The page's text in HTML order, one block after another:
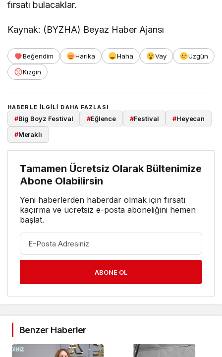
fırsatı bulacaklar.
Kaynak: (BYZHA) Beyaz Haber Ajansı
Beğendim Harika Haha Vay
Üzgün
Kızgın
HABERLE ILGILI DAHA FAZLASI
#Big Boyz Festival #Eğlence #Festival #Heyecan
#Meraklı
Tamamen Ücretsiz Olarak Bültenimize
Abone Olabilirsin
Yeni haberlerden haberdar olmak için fırsatı
kaçırma ve ücretsiz e-posta aboneliğini hemen
başlat.
ABONE OL
Benzer Haberler